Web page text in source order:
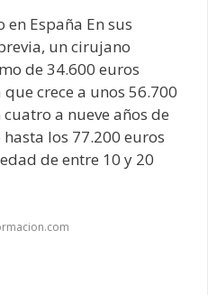
en España En sus
un cirujano
de 34.600 euros
crece a unos 56.700
a nueve años de
los 77.200 euros
de entre 10 y 20